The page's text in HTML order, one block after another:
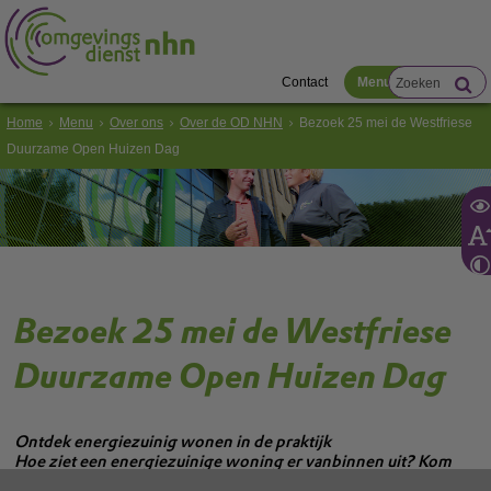
Contact Menu
Home Menu Over ons Over de OD NHN
Bezoek 25 mei de Westfriese
Duurzame Open Huizen Dag
Bezoek 25 mei de Westfriese
Duurzame Open Huizen Dag
Ontdek energiezuinig wonen in de praktijk
Hoe ziet een energiezuinige woning er vanbinnen uit? Kom